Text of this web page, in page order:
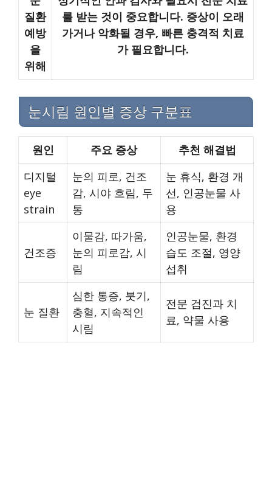
질환
예방
을
위해
를 받는 것이 중요합니다. 증상이 오래
가거나 악화될 경우, 빠른 충격적 치료
가 필요합니다.
눈시림 원인별 증상 구분표
원인 주요 증상
추천 해결법
디지털
eye
strain
눈의 피로, 건조
감, 시야 흐림, 두
통
눈 휴식, 환경 개
선, 인공눈물 사
용
건조증
이물감, 따가움,
눈의 피로감, 시
림
인공눈물, 환경
습도 조절, 영양
섭취
눈 질환
심한 통증, 붓기,
충혈, 지속적인
시림
전문 검진과 치
료, 약물 사용